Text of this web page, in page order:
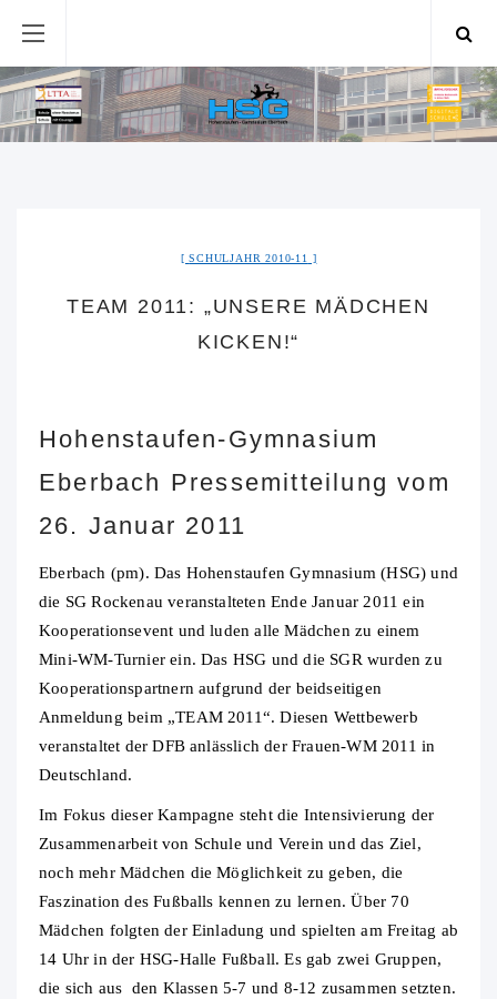
SCHULJAHR 2010-11
TEAM 2011: „UNSERE MÄDCHEN
KICKEN!“
Hohenstaufen-Gymnasium
Eberbach Pressemitteilung vom
26. Januar 2011
Eberbach (pm). Das Hohenstaufen Gymnasium (HSG) und
die SG Rockenau veranstalteten Ende Januar 2011 ein
Kooperationsevent und luden alle Mädchen zu einem
Mini-WM-Turnier ein. Das HSG und die SGR wurden zu
Kooperationspartnern aufgrund der beidseitigen
Anmeldung beim „TEAM 2011“. Diesen Wettbewerb
veranstaltet der DFB anlässlich der Frauen-WM 2011 in
Deutschland.
Im Fokus dieser Kampagne steht die Intensivierung der
Zusammenarbeit von Schule und Verein und das Ziel,
noch mehr Mädchen die Möglichkeit zu geben, die
Faszination des Fußballs kennen zu lernen. Über 70
Mädchen folgten der Einladung und spielten am Freitag ab
14 Uhr in der HSG-Halle Fußball. Es gab zwei Gruppen,
die sich aus den Klassen 5-7 und 8-12 zusammen setzten.